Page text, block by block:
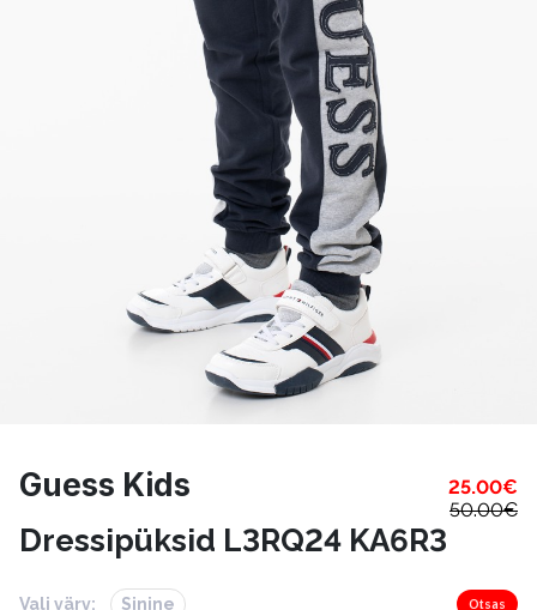
Guess Kids 25.00€
50.00€
Dressipüksid L3RQ24 KA6R3
Vali värv: Sinine Otsas